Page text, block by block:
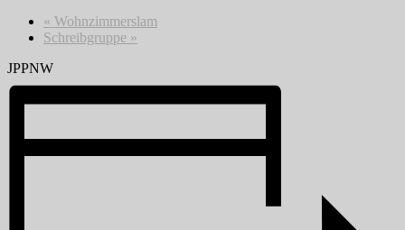
« Wohnzimmerslam
Schreibgruppe »
JPPNW